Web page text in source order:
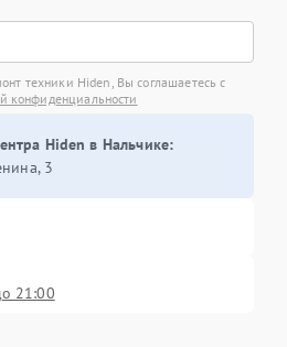
техники Hiden, Вы соглашаетесь с
конфиденциальности
Hiden в Нальчике:
3
21:00